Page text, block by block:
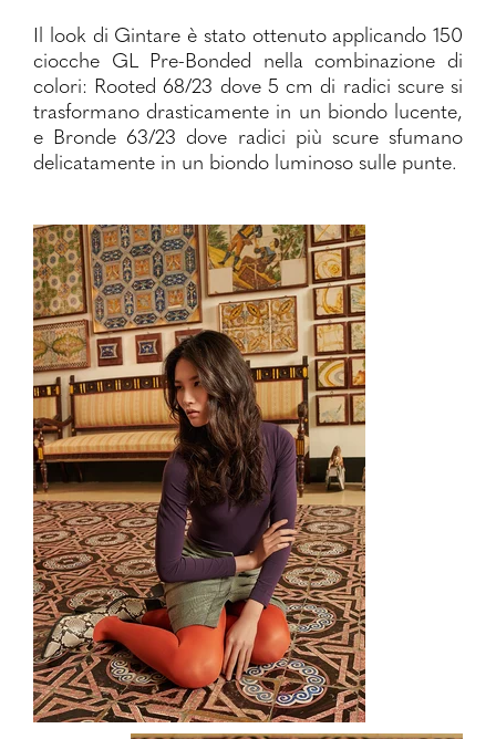
Il look di Gintare è stato ottenuto applicando 150
ciocche GL Pre-Bonded nella combinazione di
colori: Rooted 68/23 dove 5 cm di radici scure si
trasformano drasticamente in un biondo lucente,
e Bronde 63/23 dove radici più scure sfumano
delicatamente in un biondo luminoso sulle punte.